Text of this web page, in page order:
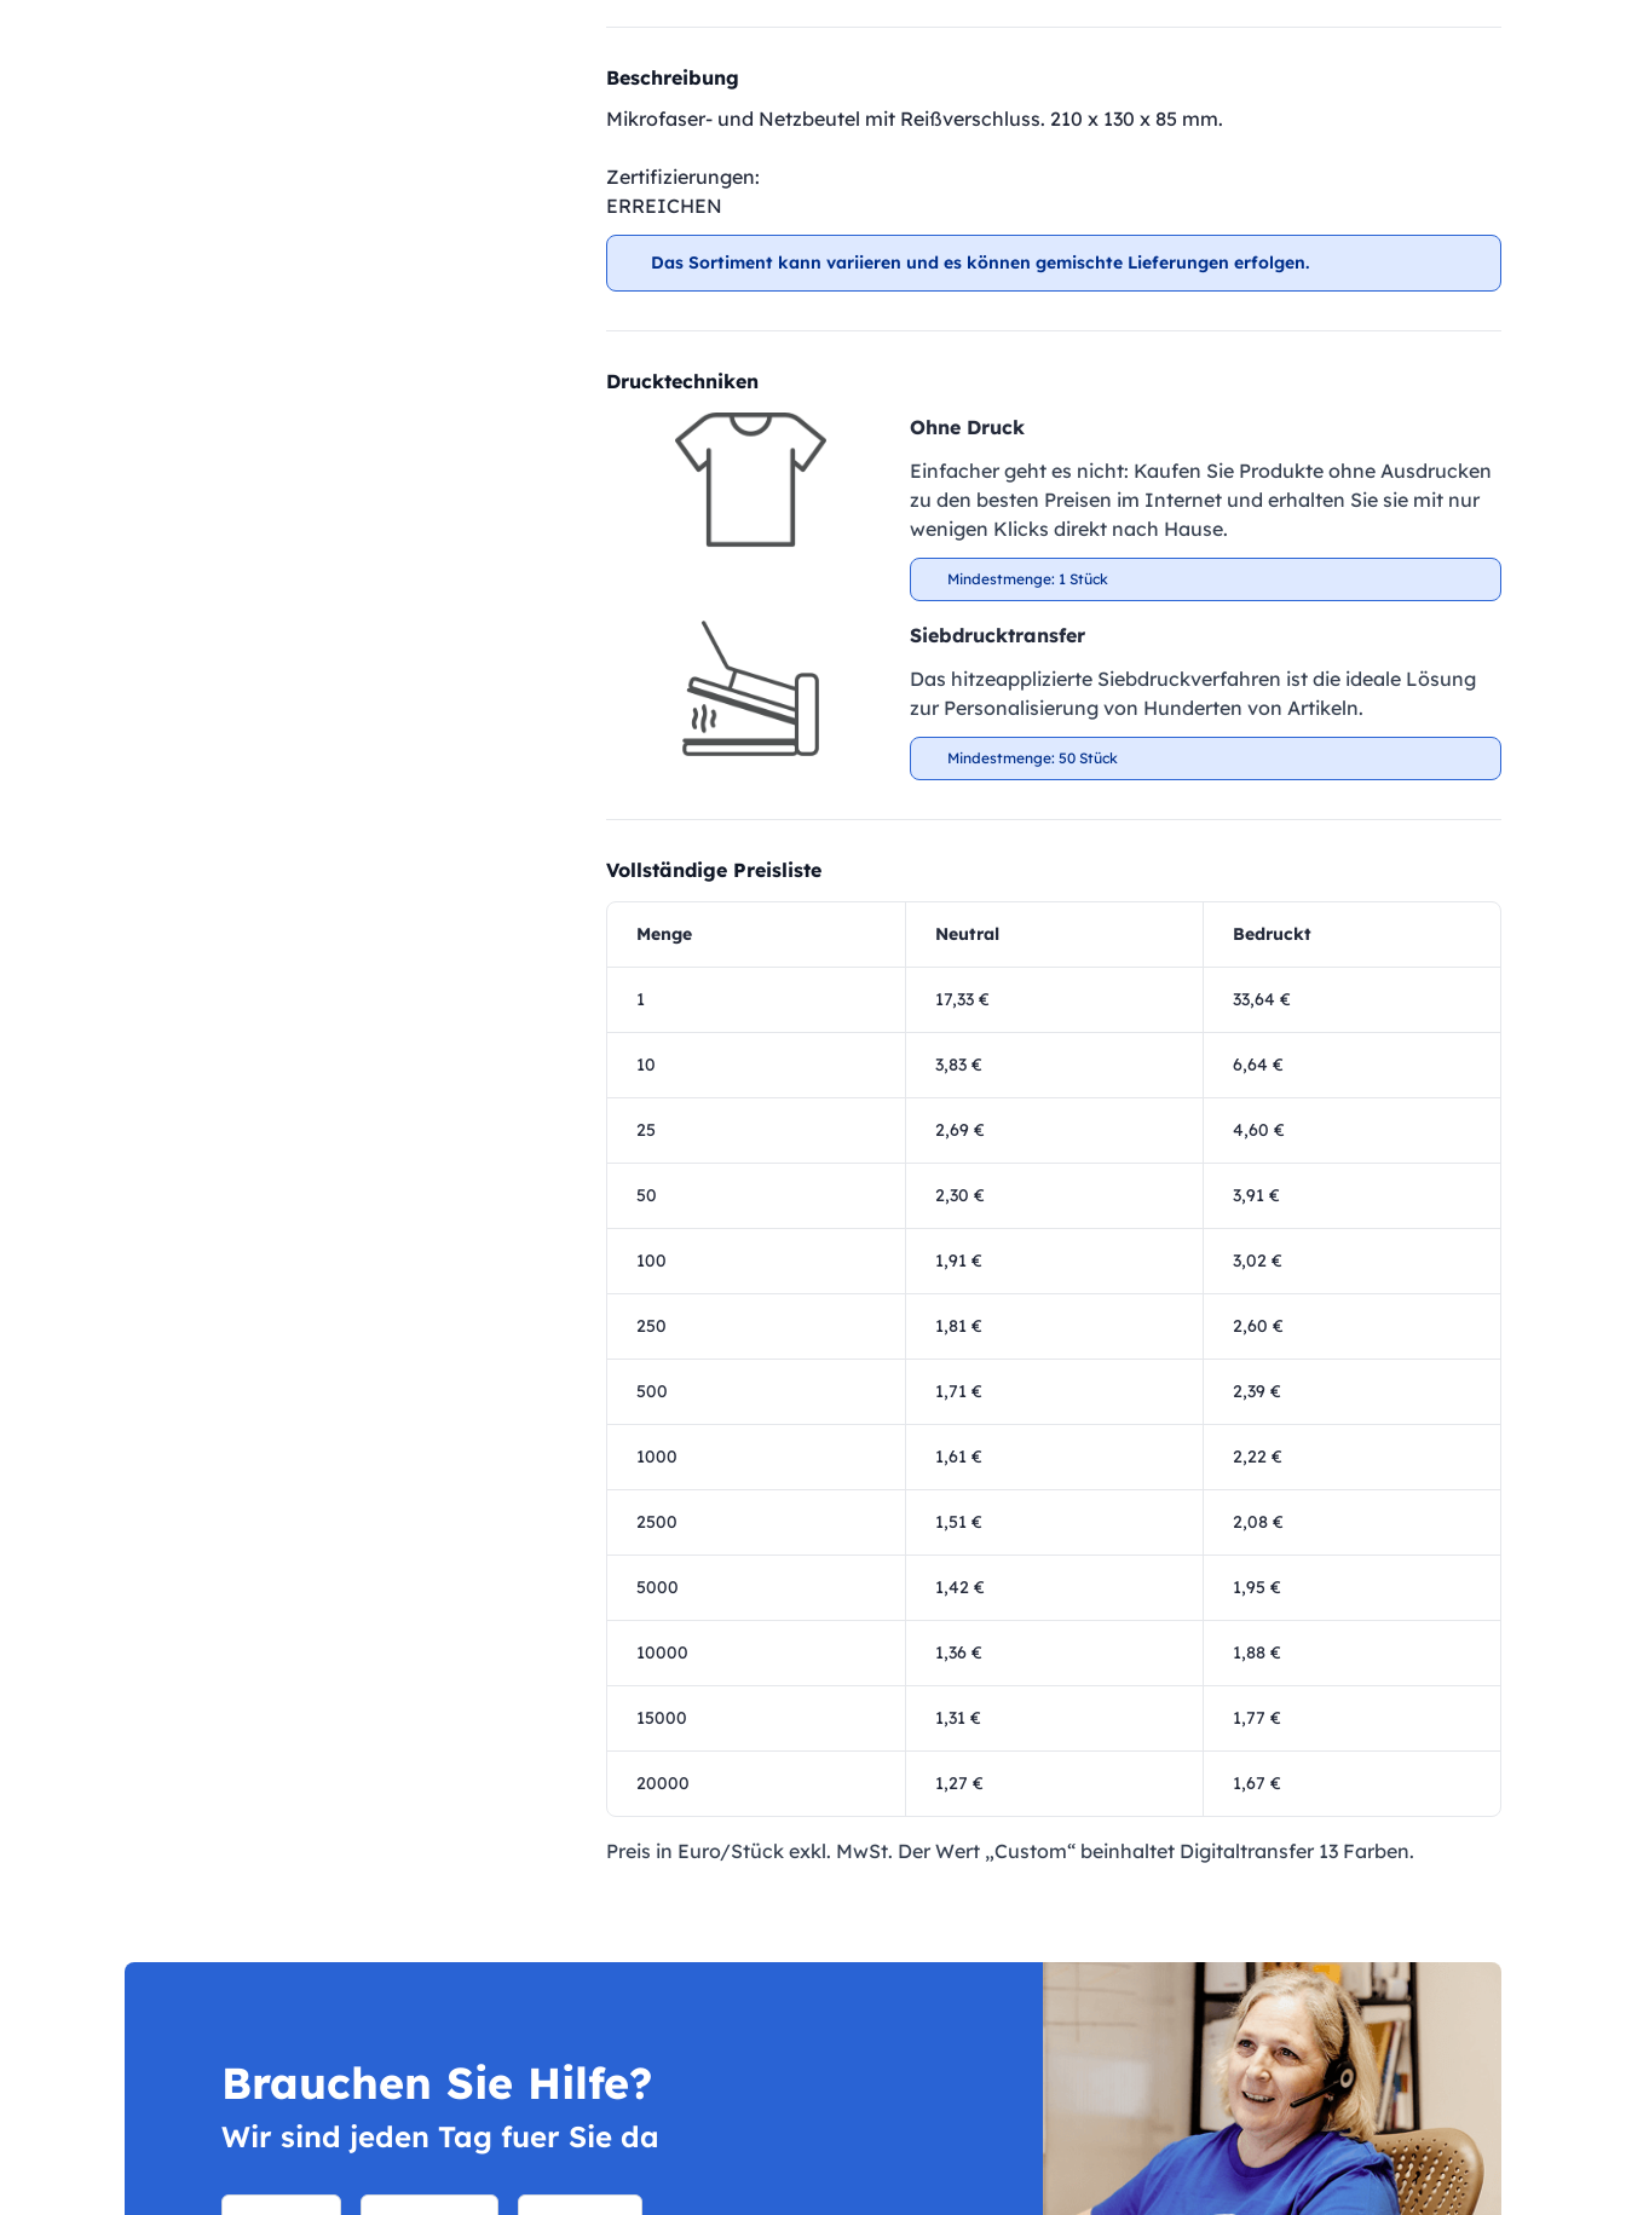
Beschreibung
Mikrofaser- und Netzbeutel mit Reißverschluss. 210 x 130 x 85 mm.
Zertifizierungen:
ERREICHEN
Das Sortiment kann variieren und es können gemischte Lieferungen erfolgen.
Drucktechniken
Ohne Druck
Einfacher geht es nicht: Kaufen Sie Produkte ohne Ausdrucken
zu den besten Preisen im Internet und erhalten Sie sie mit nur
wenigen Klicks direkt nach Hause.
Mindestmenge: 1 Stück
Siebdrucktransfer
Das hitzeapplizierte Siebdruckverfahren ist die ideale Lösung
zur Personalisierung von Hunderten von Artikeln.
Mindestmenge: 50 Stück
Vollständige Preisliste
Menge Neutral Bedruckt
1 17,33 € 33,64 €
10 3,83 € 6,64 €
25 2,69 € 4,60 €
50 2,30 € 3,91 €
100 1,91 € 3,02 €
250 1,81 € 2,60 €
500 1,71 € 2,39 €
1000 1,61 € 2,22 €
2500 1,51 € 2,08 €
5000 1,42 € 1,95 €
10000 1,36 € 1,88 €
15000 1,31 € 1,77 €
20000 1,27 € 1,67 €
Preis in Euro/Stück exkl. MwSt. Der Wert „Custom“ beinhaltet Digitaltransfer 13 Farben.
Brauchen Sie Hilfe?
Wir sind jeden Tag fuer Sie da